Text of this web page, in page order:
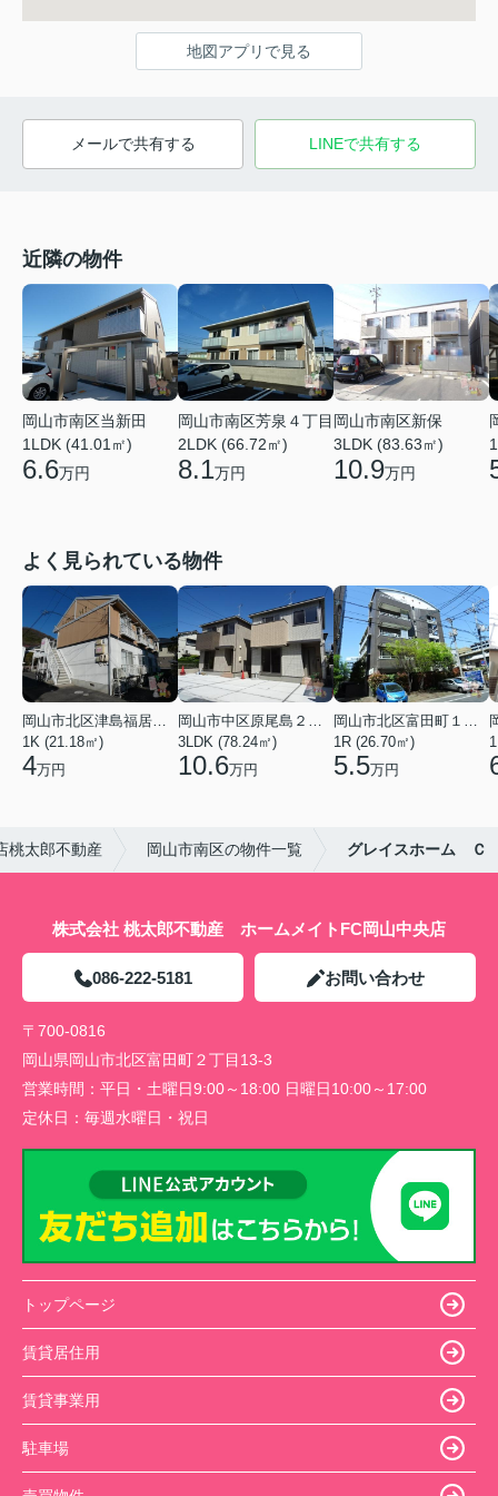
地図アプリで見る
メールで共有する LINEで共有する
近隣の物件
岡山市南区当新田
1LDK (41.01㎡)
6.6万円
岡山市南区芳泉４丁目
2LDK (66.72㎡)
8.1万円
岡山市南区新保
3LDK (83.63㎡)
10.9万円
よく見られている物件
岡山市北区津島福居１丁目
1K (21.18㎡)
4万円
岡山市中区原尾島２丁目
3LDK (78.24㎡)
10.6万円
岡山市北区富田町１丁目
1R (26.70㎡)
5.5万円
桃太郎不動産 岡山市南区の物件一覧 グレイスホーム Ｃ
株式会社 桃太郎不動産 ホームメイトFC岡山中央店
086-222-5181 お問い合わせ
〒700-0816
岡山県岡山市北区富田町２丁目13-3
営業時間： 平日・土曜日9:00～18:00 日曜日10:00～17:00
定休日： 毎週水曜日・祝日
トップページ
賃貸居住用
賃貸事業用
駐車場